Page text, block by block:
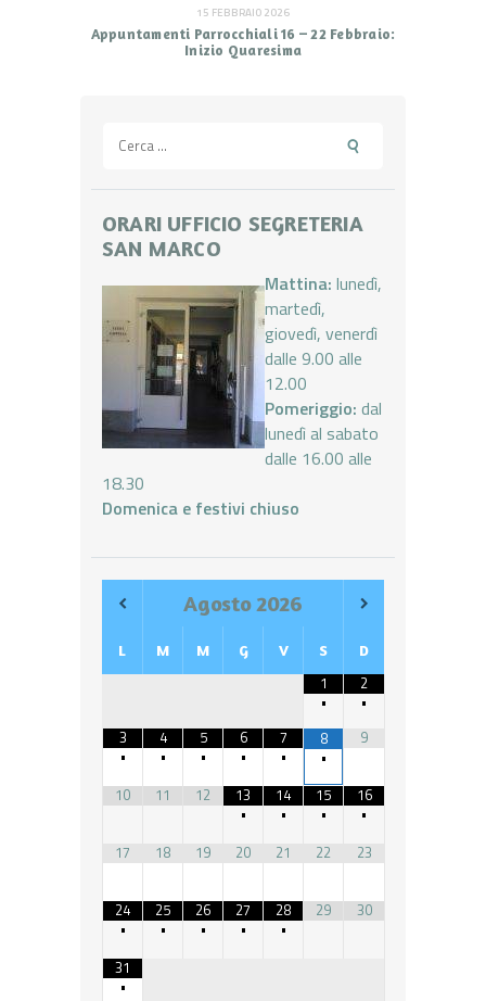
15 FEBBRAIO 2026
Appuntamenti Parrocchiali 16 – 22 Febbraio:
Inizio Quaresima
per:
ORARI UFFICIO SEGRETERIA
SAN MARCO
Mattina: lunedì,
martedì,
giovedì, venerdì
dalle 9.00 alle
12.00
Pomeriggio: dal
lunedì al sabato
dalle 16.00 alle
18.30
Domenica e festivi chiuso
Agosto2026
L M M G V S D
1
•
2
•
3
•
4
•
5
•
6
•
7
•
8
•
9
10 11 12
13
•
14
•
15
•
16
•
17
18 19 20 21 22 23
24
•
25
•
26
•
27
•
28
•
29 30
31
•